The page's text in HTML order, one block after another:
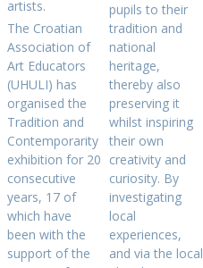
artists.
The Croatian
Association of
Art Educators
(UHULI) has
organised the
Tradition and
Contemporarity
exhibition for 20
consecutive
years, 17 of
which have
been with the
support of the
pupils to their
tradition and
national
heritage,
thereby also
preserving it
whilst inspiring
their own
creativity and
curiosity. By
investigating
local
experiences,
and via the local